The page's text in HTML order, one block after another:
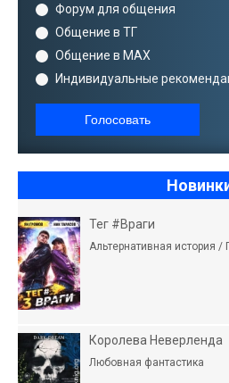
Форум для общения
Общение в ТГ
Общение в MAX
Индивидуальные
Голосовать
Тег #Враги
Альтернативная история
Королева Неверленда
Любовная фантастика